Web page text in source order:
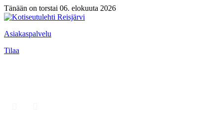
Tänään on torstai 06. elokuuta 2026
Asiakaspalvelu
Tilaa